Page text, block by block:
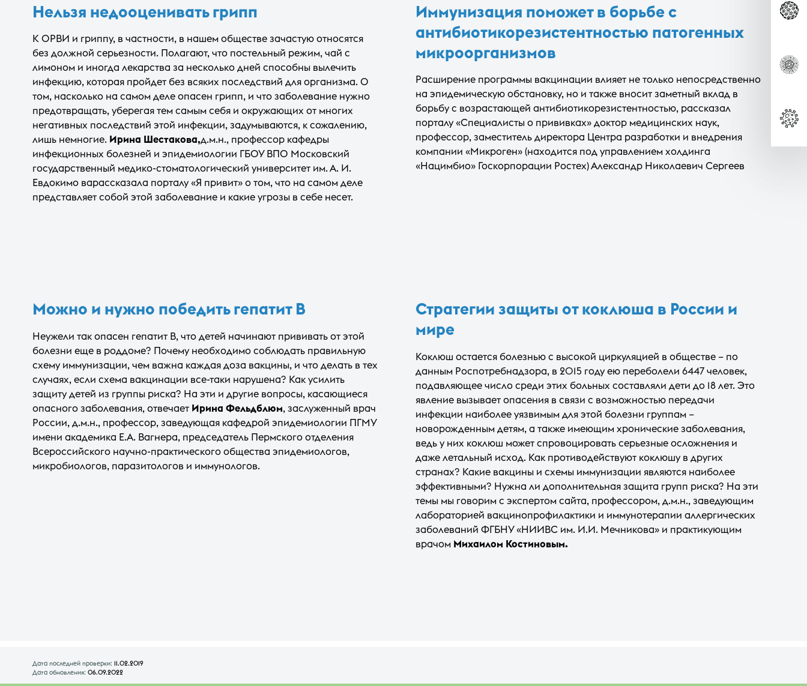
Нельзя недооценивать грипп
К ОРВИ и гриппу, в частности, в нашем обществе зачастую относятся
без должной серьезности. Полагают, что постельный режим, чай с
лимоном и иногда лекарства за несколько дней способны вылечить
инфекцию, которая пройдет без всяких последствий для организма. О
том, насколько на самом деле опасен грипп, и что заболевание нужно
предотвращать, уберегая тем самым себя и окружающих от многих
негативных последствий этой инфекции, задумываются, к сожалению,
лишь немногие. Ирина Шестакова,д.м.н., профессор кафедры
инфекционных болезней и эпидемиологии ГБОУ ВПО Московский
государственный медико-стоматологический университет им. А. И.
Евдокимо варассказала порталу «Я привит» о том, что на самом деле
представляет собой этой заболевание и какие угрозы в себе несет.
Иммунизация поможет в борьбе с
антибиотикорезистентностью патогенных
микроорганизмов
Расширение программы вакцинации влияет не только непосредственно
на эпидемическую обстановку, но и также вносит заметный вклад в
борьбу с возрастающей антибиотикорезистентностью, рассказал
порталу «Специалисты о прививках» доктор медицинских наук,
профессор, заместитель директора Центра разработки и внедрения
компании «Микроген» (находится под управлением холдинга
«Нацимбио» Госкорпорации Ростех) Александр Николаевич Сергеев
Можно и нужно победить гепатит В
Неужели так опасен гепатит В, что детей начинают прививать от этой
болезни еще в роддоме? Почему необходимо соблюдать правильную
схему иммунизации, чем важна каждая доза вакцины, и что делать в тех
случаях, если схема вакцинации все-таки нарушена? Как усилить
защиту детей из группы риска? На эти и другие вопросы, касающиеся
опасного заболевания, отвечает Ирина Фельдблюм, заслуженный врач
России, д.м.н., профессор, заведующая кафедрой эпидемиологии ПГМУ
имени академика Е.А. Вагнера, председатель Пермского отделения
Всероссийского научно-практического общества эпидемиологов,
микробиологов, паразитологов и иммунологов.
Стратегии защиты от коклюша в России и
мире
Коклюш остается болезнью с высокой циркуляцией в обществе – по
данным Роспотребнадзора, в 2015 году ею переболели 6447 человек,
подавляющее число среди этих больных составляли дети до 18 лет. Это
явление вызывает опасения в связи с возможностью передачи
инфекции наиболее уязвимым для этой болезни группам –
новорожденным детям, а также имеющим хронические заболевания,
ведь у них коклюш может спровоцировать серьезные осложнения и
даже летальный исход. Как противодействуют коклюшу в других
странах? Какие вакцины и схемы иммунизации являются наиболее
эффективными? Нужна ли дополнительная защита групп риска? На эти
темы мы говорим с экспертом сайта, профессором, д.м.н., заведующим
лабораторией вакцинопрофилактики и иммунотерапии аллергических
заболеваний ФГБНУ «НИИВС им. И.И. Мечникова» и практикующим
врачом Михаилом Костиновым.
Дата последней проверки: 11.02.2019
Дата обновления: 06.09.2022